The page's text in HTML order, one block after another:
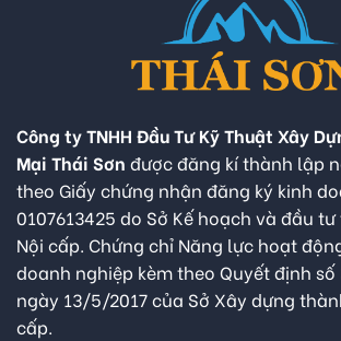
Công ty TNHH Đầu Tư Kỹ Thuật Xây
Mại Thái Sơn được đăng kí thành lập
theo Giấy chứng nhận đăng ký kinh
0107613425 do Sở Kế hoạch và đầu
Nội cấp. Chứng chỉ Năng lực hoạt
doanh nghiệp kèm theo Quyết định
ngày 13/5/2017 của Sở Xây dựng
cấp.